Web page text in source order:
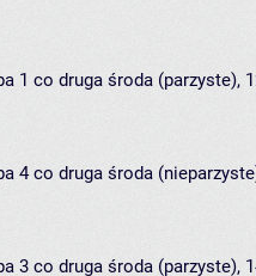
1 co druga środa (parzyste),
4 co druga środa
3 co druga środa (parzyste),